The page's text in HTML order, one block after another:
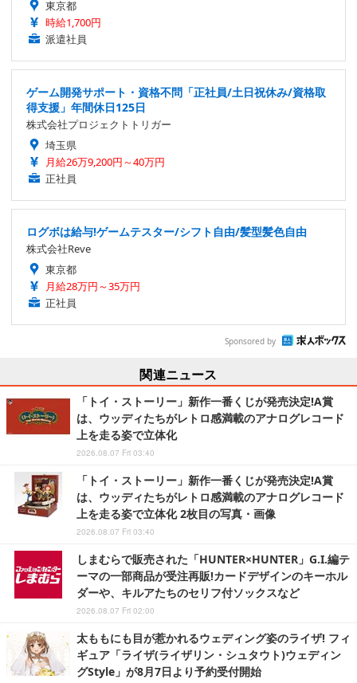
東京都
時給1,700円
派遣社員
ゲーム開発サポート・資格不問「正社員/土日祝休み/資格取
得支援」年間休日125日
株式会社プロジェクトトリガー
埼玉県
月給26万9,200円～40万円
正社員
ログボは給与!ゲームテスター/シフト自由/髪型髪色自由
株式会社Reve
東京都
月給28万円～35万円
正社員
Sponsored by
関連ニュース
「トイ・ストーリー」新作一番くじが発売決定!A賞
は、ウッディたちがレトロ感満載のアナログレコード
上を走る姿で立体化
2026.08.07 Fri 03:40
「トイ・ストーリー」新作一番くじが発売決定!A賞
は、ウッディたちがレトロ感満載のアナログレコード
上を走る姿で立体化 2枚目の写真・画像
2026.08.07 Fri 03:40
しまむらで販売された「HUNTER×HUNTER」G.I.編テ
ーマの一部商品が受注再販!カードデザインのキーホル
ダーや、キルアたちのセリフ付ソックスなど
2026.08.07 Fri 02:00
太ももにも目が惹かれるウェディング姿のライザ! フィ
ギュア「ライザ(ライザリン・シュタウト)ウェディン
グStyle」が8月7日より予約受付開始